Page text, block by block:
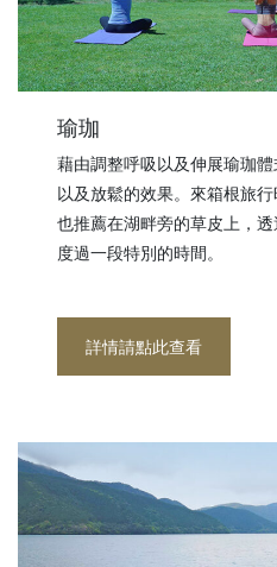
瑜珈
藉由調整呼吸以及伸展瑜珈
以及放鬆的效果。來箱根旅
也推薦在湖畔旁的草皮上，
度過一段特別的時間。
詳情請點此查看